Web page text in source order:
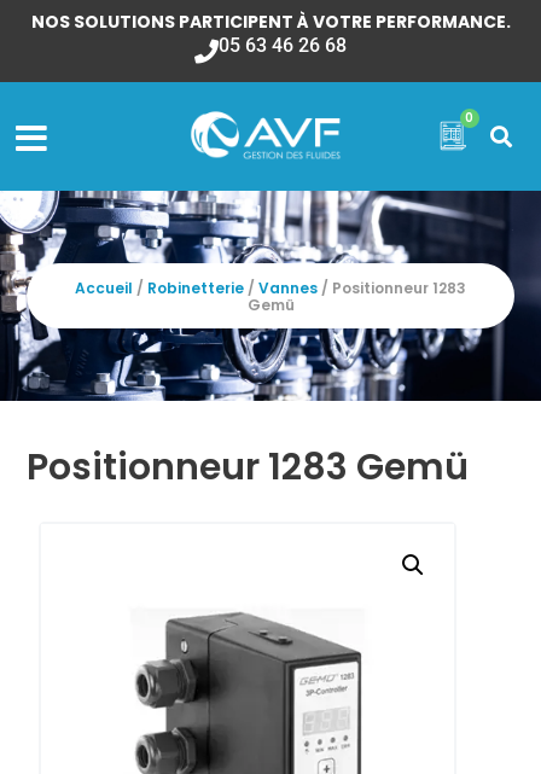
NOS SOLUTIONS PARTICIPENT À VOTRE PERFORMANCE.
05 63 46 26 68
0
Accueil / Robinetterie / Vannes / Positionneur 1283
Gemü
Positionneur 1283 Gemü